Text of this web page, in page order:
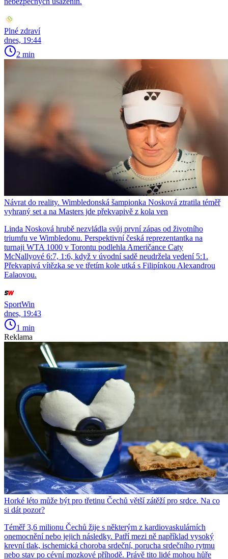
Plné zdraví
dnes, 19:44
2 min
Návrat do reality. Wimbledonská šampionka Nosková ztratila téměř
vyhraný set a na Masters jde překvapivě z kola ven
Linda Nosková hrubě nezvládla svůj první zápas od životního
triumfu ve Wimbledonu. Perspektivní česká reprezentantka na
turnaji WTA 1000 v Torontu podlehla Američance Caty
McNallyové 6:7, 1:6, když v úvodní sadě neudržela vedení 5:1.
Překvapivá vítězka se ve třetím kole utká s Filipínkou Alexandrou
Ealaovou.
SportWin
dnes, 19:43
1 min
Reklama
Horké léto může být pro třetinu Čechů větší zátěží pro srdce. Na co
si dát pozor?
Téměř 3,6 milionu Čechů žije s některým z kardiovaskulárních
onemocnění nebo jejich následky. Patří mezi ně například vysoký
krevní tlak, ischemická choroba srdeční, porucha srdečního rytmu
nebo stav po cévní mozkové příhodě. Právě tito lidé mohou hůře